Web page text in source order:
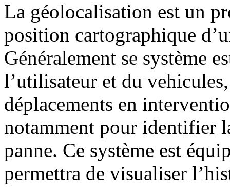
La géolocalisation est un
position cartographique
Généralement se système
l’utilisateur et du
déplacements en
notamment pour identifier
panne. Ce système est
permettra de visualiser